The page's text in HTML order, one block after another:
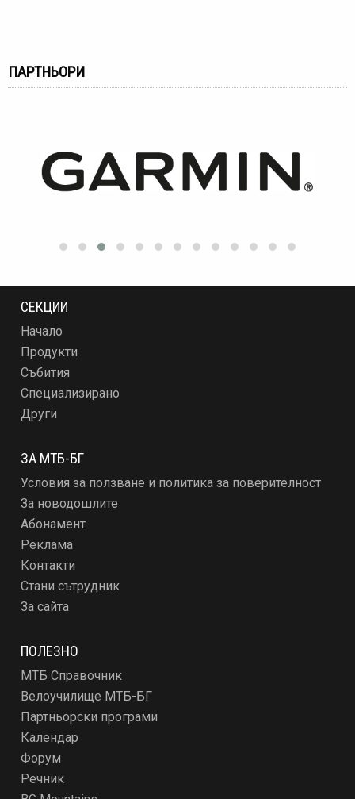
ПАРТНЬОРИ
СЕКЦИИ
Начало
Продукти
Събития
Специализирано
Други
ЗА МТБ-БГ
Условия за ползване и политика за поверителност
За новодошлите
Абонамент
Реклама
Контакти
Стани сътрудник
За сайта
ПОЛЕЗНО
МТБ Справочник
Велоучилище МТБ-БГ
Партньорски програми
Календар
Форум
Речник